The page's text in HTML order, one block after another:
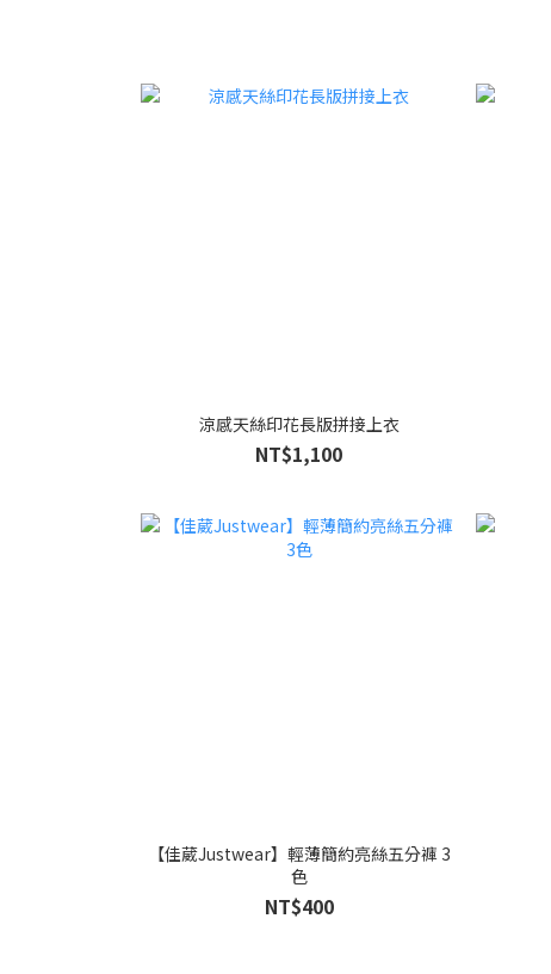
涼感天絲印花長版拼接上衣
NT$1,100
【佳葳Justwear】輕薄簡約亮絲五分褲 3
色
NT$400